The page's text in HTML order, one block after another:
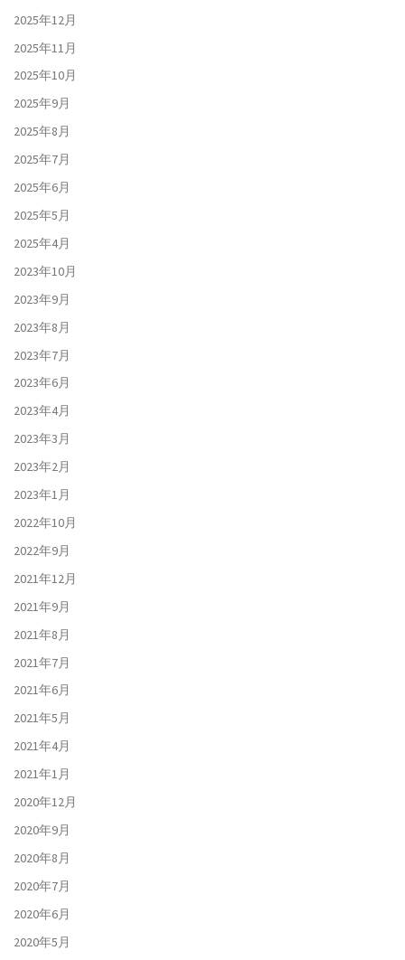
2025年12月
2025年11月
2025年10月
2025年9月
2025年8月
2025年7月
2025年6月
2025年5月
2025年4月
2023年10月
2023年9月
2023年8月
2023年7月
2023年6月
2023年4月
2023年3月
2023年2月
2023年1月
2022年10月
2022年9月
2021年12月
2021年9月
2021年8月
2021年7月
2021年6月
2021年5月
2021年4月
2021年1月
2020年12月
2020年9月
2020年8月
2020年7月
2020年6月
2020年5月